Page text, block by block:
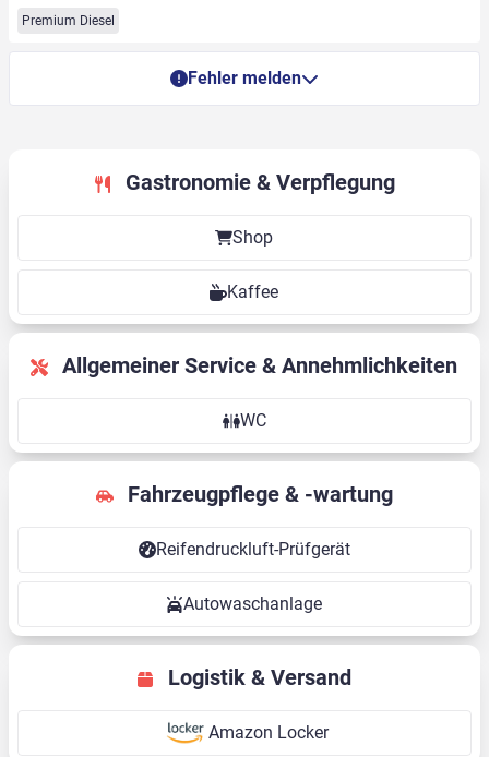
Premium Diesel
Fehler melden
Gastronomie & Verpflegung
Shop
Kaffee
Allgemeiner Service & Annehmlichkeiten
WC
Fahrzeugpflege & -wartung
Reifendruckluft-Prüfgerät
Autowaschanlage
Logistik & Versand
Amazon Locker